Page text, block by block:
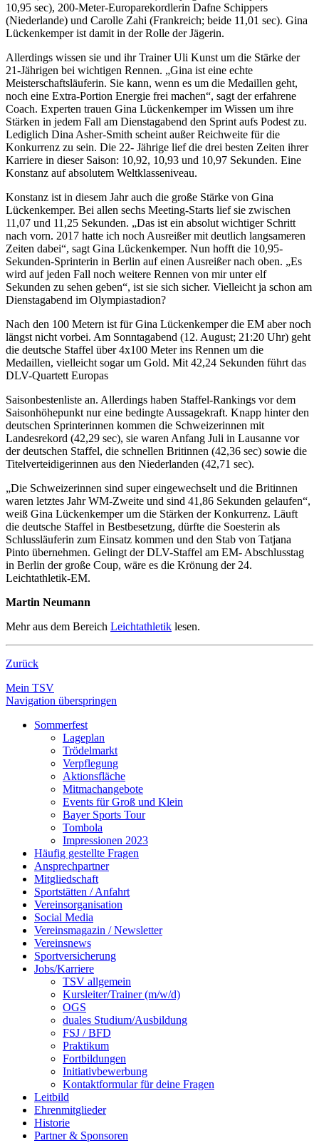
10,95 sec), 200-Meter-Europarekordlerin Dafne Schippers
(Niederlande) und Carolle Zahi (Frankreich; beide 11,01 sec). Gina
Lückenkemper ist damit in der Rolle der Jägerin.
Allerdings wissen sie und ihr Trainer Uli Kunst um die Stärke der
21-Jährigen bei wichtigen Rennen. „Gina ist eine echte
Meisterschaftsläuferin. Sie kann, wenn es um die Medaillen geht,
noch eine Extra-Portion Energie frei machen“, sagt der erfahrene
Coach. Experten trauen Gina Lückenkemper im Wissen um ihre
Stärken in jedem Fall am Dienstagabend den Sprint aufs Podest zu.
Lediglich Dina Asher-Smith scheint außer Reichweite für die
Konkurrenz zu sein. Die 22- Jährige lief die drei besten Zeiten ihrer
Karriere in dieser Saison: 10,92, 10,93 und 10,97 Sekunden. Eine
Konstanz auf absolutem Weltklasseniveau.
Konstanz ist in diesem Jahr auch die große Stärke von Gina
Lückenkemper. Bei allen sechs Meeting-Starts lief sie zwischen
11,07 und 11,25 Sekunden. „Das ist ein absolut wichtiger Schritt
nach vorn. 2017 hatte ich noch Ausreißer mit deutlich langsameren
Zeiten dabei“, sagt Gina Lückenkemper. Nun hofft die 10,95-
Sekunden-Sprinterin in Berlin auf einen Ausreißer nach oben. „Es
wird auf jeden Fall noch weitere Rennen von mir unter elf
Sekunden zu sehen geben“, ist sie sich sicher. Vielleicht ja schon am
Dienstagabend im Olympiastadion?
Nach den 100 Metern ist für Gina Lückenkemper die EM aber noch
längst nicht vorbei. Am Sonntagabend (12. August; 21:20 Uhr) geht
die deutsche Staffel über 4x100 Meter ins Rennen um die
Medaillen, vielleicht sogar um Gold. Mit 42,24 Sekunden führt das
DLV-Quartett Europas
Saisonbestenliste an. Allerdings haben Staffel-Rankings vor dem
Saisonhöhepunkt nur eine bedingte Aussagekraft. Knapp hinter den
deutschen Sprinterinnen kommen die Schweizerinnen mit
Landesrekord (42,29 sec), sie waren Anfang Juli in Lausanne vor
der deutschen Staffel, die schnellen Britinnen (42,36 sec) sowie die
Titelverteidigerinnen aus den Niederlanden (42,71 sec).
„Die Schweizerinnen sind super eingewechselt und die Britinnen
waren letztes Jahr WM-Zweite und sind 41,86 Sekunden gelaufen“,
weiß Gina Lückenkemper um die Stärken der Konkurrenz. Läuft
die deutsche Staffel in Bestbesetzung, dürfte die Soesterin als
Schlussläuferin zum Einsatz kommen und den Stab von Tatjana
Pinto übernehmen. Gelingt der DLV-Staffel am EM- Abschlusstag
in Berlin der große Coup, wäre es die Krönung der 24.
Leichtathletik-EM.
Martin Neumann
Mehr aus dem Bereich Leichtathletik lesen.
Zurück
Mein TSV
Navigation überspringen
Sommerfest
Lageplan
Trödelmarkt
Verpflegung
Aktionsfläche
Mitmachangebote
Events für Groß und Klein
Bayer Sports Tour
Tombola
Impressionen 2023
Häufig gestellte Fragen
Ansprechpartner
Mitgliedschaft
Sportstätten / Anfahrt
Vereinsorganisation
Social Media
Vereinsmagazin / Newsletter
Vereinsnews
Sportversicherung
Jobs/Karriere
TSV allgemein
Kursleiter/Trainer (m/w/d)
OGS
duales Studium/Ausbildung
FSJ / BFD
Praktikum
Fortbildungen
Initiativbewerbung
Kontaktformular für deine Fragen
Leitbild
Ehrenmitglieder
Historie
Partner & Sponsoren